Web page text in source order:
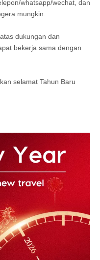
whatsapp/wechat, dan
mungkin.
dukungan dan
bekerja sama dengan
selamat Tahun Baru